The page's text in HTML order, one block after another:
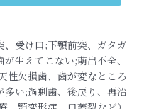
受け口;下顎前突、ガタガ
生えてこない;萌出不全、
性欠損歯、歯が変なところ
い;過剰歯、後戻り、再治